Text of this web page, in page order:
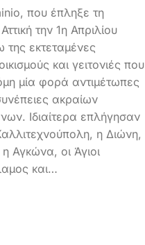
που έπληξε τη
την 1η Απριλίου
εκτεταμένες
και γειτονιές που
μία φορά αντιμέτωπες
ακραίων
Ιδιαίτερα επλήγησαν
η Διώνη,
Αγκώνα, οι Άγιοι
και…